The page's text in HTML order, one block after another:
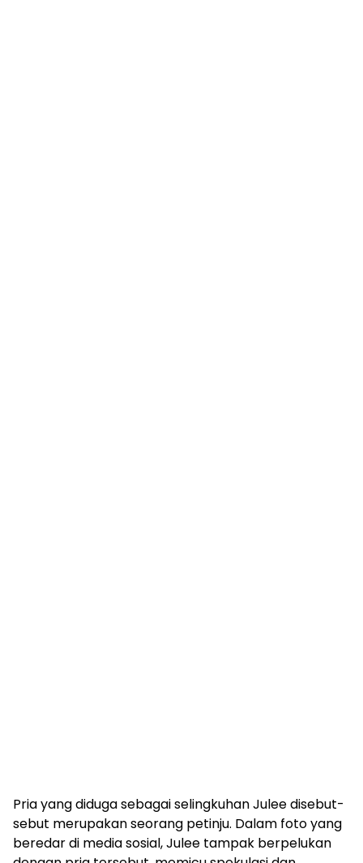
Pria yang diduga sebagai selingkuhan Julee disebut-
sebut merupakan seorang petinju. Dalam foto yang
beredar di media sosial, Julee tampak berpelukan